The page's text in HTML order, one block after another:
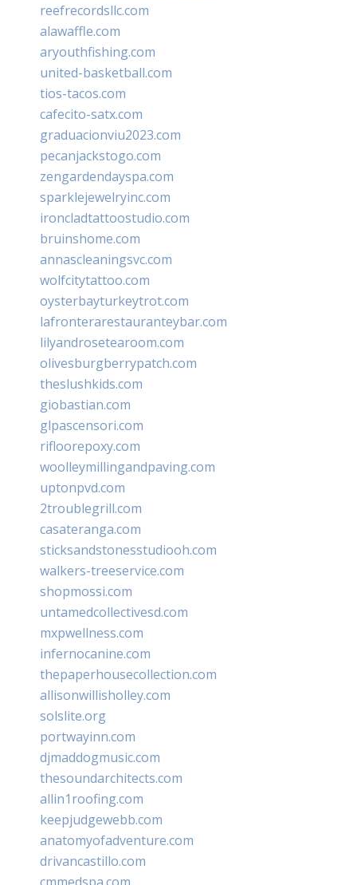
reefrecordsllc.com
alawaffle.com
aryouthfishing.com
united-basketball.com
tios-tacos.com
cafecito-satx.com
graduacionviu2023.com
pecanjackstogo.com
zengardendayspa.com
sparklejewelryinc.com
ironcladtattoostudio.com
bruinshome.com
annascleaningsvc.com
wolfcitytattoo.com
oysterbayturkeytrot.com
lafronterarestauranteybar.com
lilyandrosetearoom.com
olivesburgberrypatch.com
theslushkids.com
giobastian.com
glpascensori.com
rifloorepoxy.com
woolleymillingandpaving.com
uptonpvd.com
2troublegrill.com
casateranga.com
sticksandstonesstudiooh.com
walkers-treeservice.com
shopmossi.com
untamedcollectivesd.com
mxpwellness.com
infernocanine.com
thepaperhousecollection.com
allisonwillisholley.com
solslite.org
portwayinn.com
djmaddogmusic.com
thesoundarchitects.com
allin1roofing.com
keepjudgewebb.com
anatomyofadventure.com
drivancastillo.com